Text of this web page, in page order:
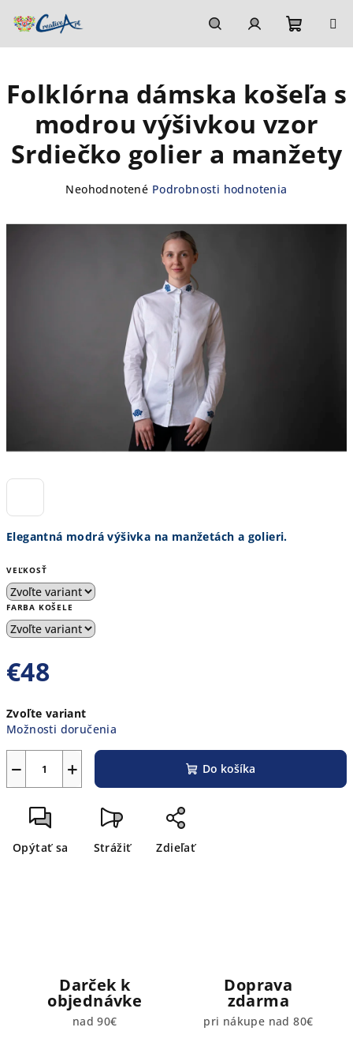
HľadaťPrihlásenie
košík
Elegantná modrá výšivka na manžetách a golieri.
VEĽKOSŤ
FARBA KOŠELE
€48
cena:
Zvoľte variant
Možnosti doručenia
+
− Do košíka
Opýtať sa Strážiť Zdieľať
Folklórna dámska košeľa s
modrou výšivkou vzor
Srdiečko golier a manžety
produktu
Neohodnotené Podrobnosti hodnotenia
Darček k
objednávke
nad 90€
Doprava
zdarma
pri nákupe nad 80€